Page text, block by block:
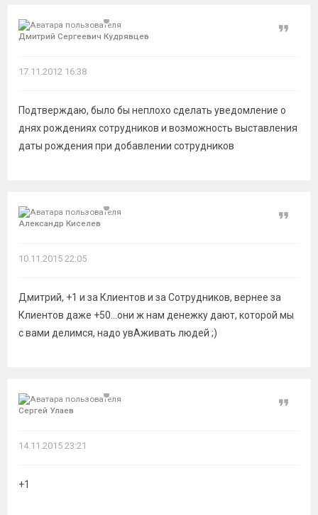
Дмитрий Сергеевич Кудрявцев
Цитата
17.11.2012 16:38
Подтверждаю, было бы неплохо сделать уведомление о
днях рождениях сотрудников и возможность выставления
даты рождения при добавлении сотрудников
Александр Киселев
Цитата
10.11.2015 22:05
Дмитрий, +1 и за Клиентов и за Сотрудников, вернее за
Клиентов даже +50...они ж нам денежку дают, которой мы
с вами делимся, надо увАживать людей ;)
Сергей Улаев
Цитата
14.11.2015 23:21
+1